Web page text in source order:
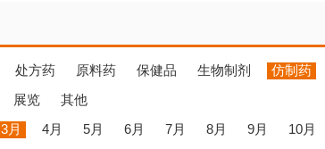
处方药 原料药 保健品 生物制剂 仿制药
展览
其他
3月 4月 5月 6月 7月 8月 9月 10月